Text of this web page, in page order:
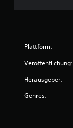
Plattform:
Veröffentlichung:
Herausgeber:
Genres: